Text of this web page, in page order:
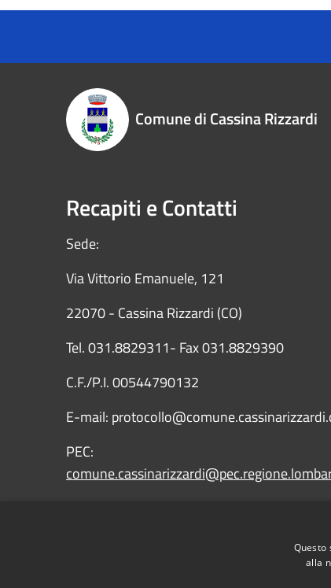
Comune di Cassina Rizzardi
Recapiti e Contatti
Sede:
Via Vittorio Emanuele, 121
22070 - Cassina Rizzardi (CO)
Tel. 031.8829311- Fax 031.8829390
C.F./P.I. 00544790132
E-mail:
PEC:
Questo
alla